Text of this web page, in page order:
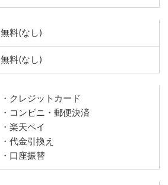
無料(なし)
無料(なし)
・クレジットカード
・コンビニ・郵便決済
・楽天ペイ
・代金引換え
・口座振替